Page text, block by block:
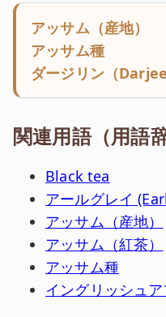
アッサム（産地）
アッサム種
ダージリン（
関連用語（用語
Black tea
アールグレイ
アッサム（産地）
アッサム（紅茶）
アッサム種
イングリッシュ